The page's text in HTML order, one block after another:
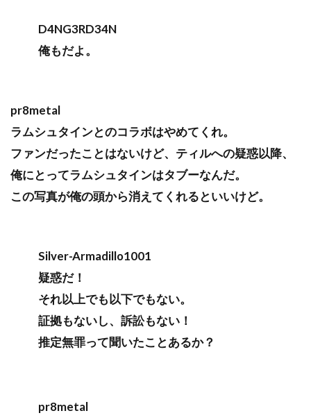
D4NG3RD34N
俺もだよ。
pr8metal
ラムシュタインとのコラボはやめてくれ。
ファンだったことはないけど、ティルへの疑惑以降、
俺にとってラムシュタインはタブーなんだ。
この写真が俺の頭から消えてくれるといいけど。
Silver-Armadillo1001
疑惑だ！
それ以上でも以下でもない。
証拠もないし、訴訟もない！
推定無罪って聞いたことあるか？
pr8metal